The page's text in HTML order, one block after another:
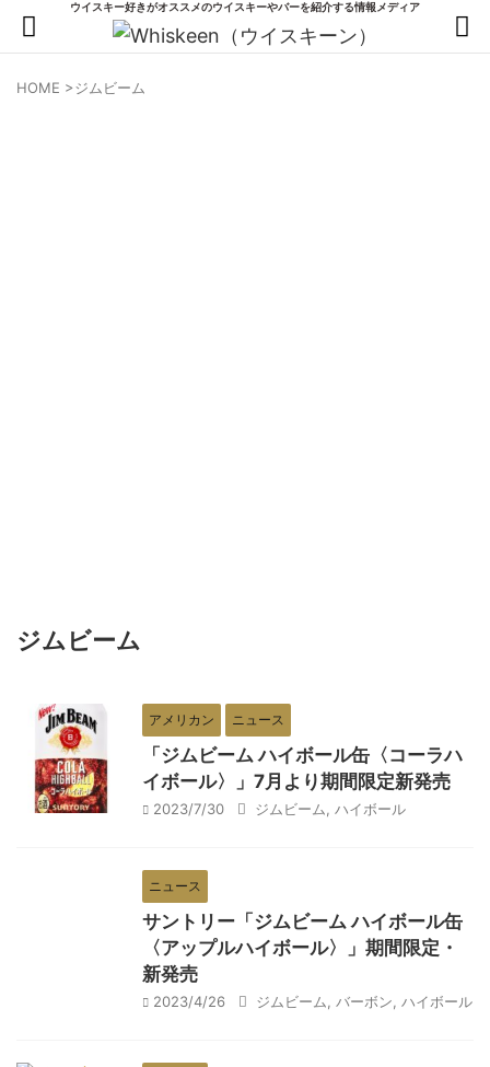
ウイスキー好きがオススメのウイスキーやバーを紹介する情報メディア
HOME >ジムビーム
ジムビーム
アメリカン ニュース
「ジムビーム ハイボール缶〈コーラハ
イボール〉」7月より期間限定新発売
2023/7/30 ジムビーム ハイボール
ニュース
サントリー「ジムビーム ハイボール缶
〈アップルハイボール〉」期間限定・
新発売
2023/4/26 ジムビーム バーボン ハイボール